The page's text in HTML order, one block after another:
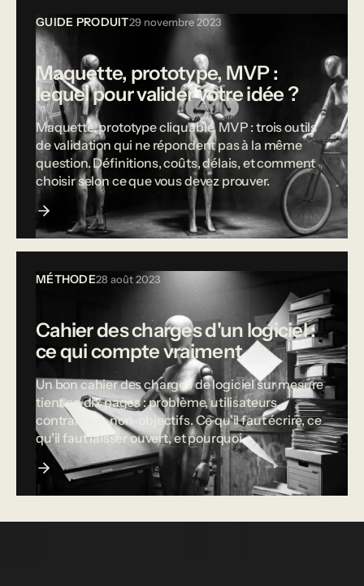
GUIDE PRODUIT29 novembre 2023
Maquette, prototype, MVP :
lequel pour valider votre idée ?
Maquette, prototype cliquable, MVP : trois outils
de validation qui ne répondent pas à la même
question. Définitions, coûts, délais, et comment
choisir selon ce que vous devez prouver.
MÉTHODE28 août 2023
Cahier des charges d'un logiciel :
ce qui compte vraiment
Un bon cahier des charges de logiciel sur mesure
tient en dix pages : problème, utilisateurs,
contraintes, non-objectifs. Ce qu'il faut écrire, ce
qu'il faut laisser ouvert, et pourquoi.